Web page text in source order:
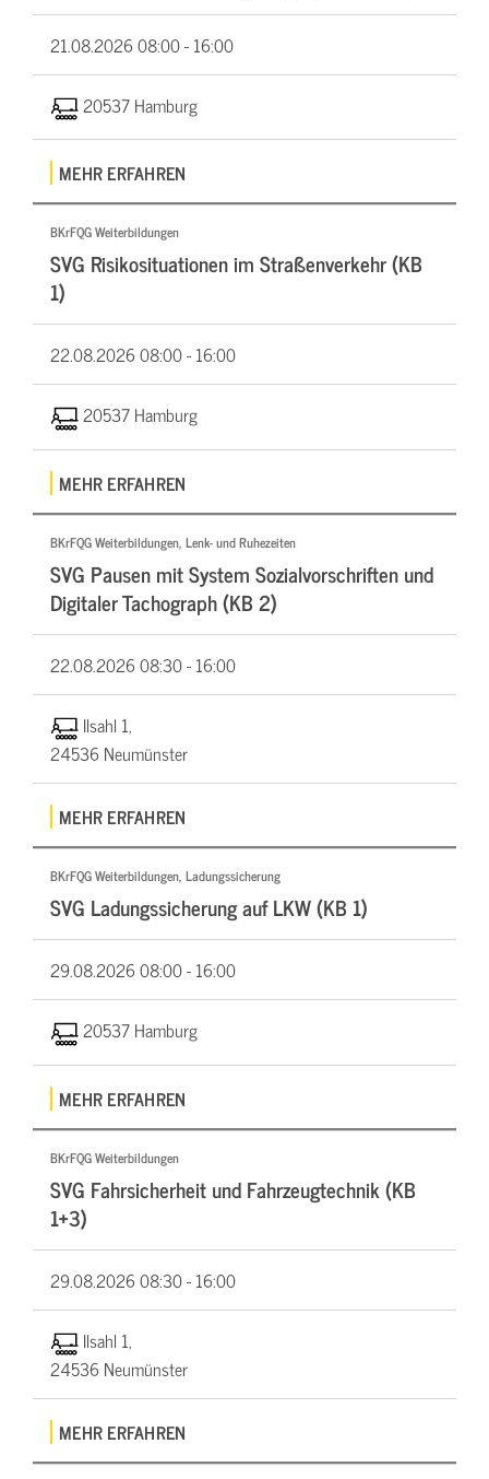
21.08.202608:00 - 16:00
20537 Hamburg
MEHR ERFAHREN
BKrFQG Weiterbildungen
SVG Risikosituationen im Straßenverkehr (KB
1)
22.08.202608:00 - 16:00
20537 Hamburg
MEHR ERFAHREN
BKrFQG Weiterbildungen, Lenk- und Ruhezeiten
SVG Pausen mit System Sozialvorschriften und
Digitaler Tachograph (KB 2)
22.08.202608:30 - 16:00
Ilsahl 1,
24536 Neumünster
MEHR ERFAHREN
BKrFQG Weiterbildungen, Ladungssicherung
SVG Ladungssicherung auf LKW (KB 1)
29.08.202608:00 - 16:00
20537 Hamburg
MEHR ERFAHREN
BKrFQG Weiterbildungen
SVG Fahrsicherheit und Fahrzeugtechnik (KB
1+3)
29.08.202608:30 - 16:00
Ilsahl 1,
24536 Neumünster
MEHR ERFAHREN